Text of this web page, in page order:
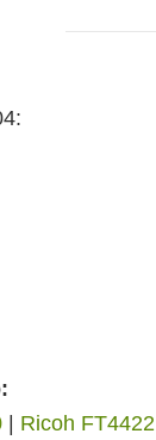
Ricoh FT4422